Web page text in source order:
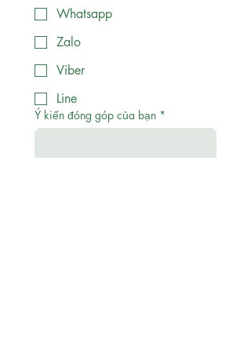
Whatsapp
Zalo
Viber
Line
Ý kiến đóng góp của bạn *